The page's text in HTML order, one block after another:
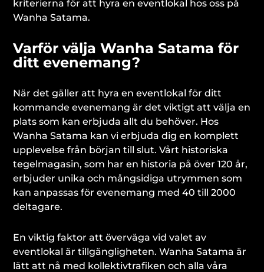
kriterierna för att hyra en eventlokal hos oss på
Wanha Satama.
Varför välja Wanha Satama för
ditt evenemang?
När det gäller att hyra en eventlokal för ditt
kommande evenemang är det viktigt att välja en
plats som kan erbjuda allt du behöver. Hos
Wanha Satama kan vi erbjuda dig en komplett
upplevelse från början till slut. Vårt historiska
tegelmagasin, som har en historia på över 120 år,
erbjuder unika och mångsidiga utrymmen som
kan anpassas för evenemang med 40 till 2000
deltagare.
En viktig faktor att överväga vid valet av
eventlokal är tillgängligheten. Wanha Satama är
lätt att nå med kollektivtrafiken och alla våra